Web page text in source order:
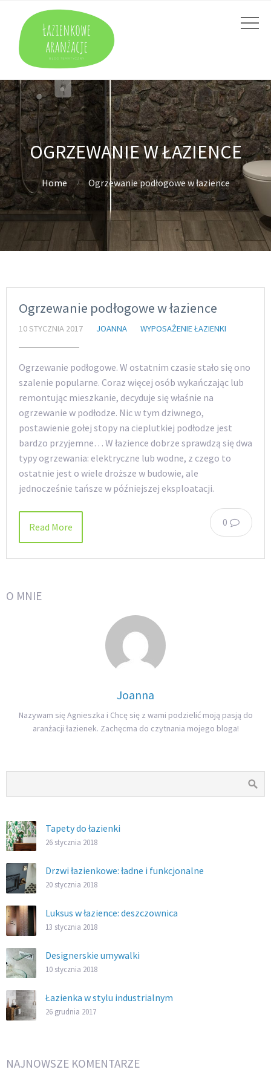
OGRZEWANIE W ŁAZIENCE
Home Ogrzewanie podłogowe w łazience
Ogrzewanie podłogowe w łazience
10 STYCZNIA 2017 JOANNA WYPOSAŻENIE ŁAZIENKI
Ogrzewanie podłogowe. W ostatnim czasie stało się ono
szalenie popularne. Coraz więcej osób wykańczając lub
remontując mieszkanie, decyduje się właśnie na
ogrzewanie w podłodze. Nic w tym dziwnego,
postawienie gołej stopy na cieplutkiej podłodze jest
bardzo przyjemne… W łazience dobrze sprawdzą się dwa
typy ogrzewania: elektryczne lub wodne, z czego to
ostatnie jest o wiele droższe w budowie, ale
jednocześnie tańsze w późniejszej eksploatacji.
0
Read More
O MNIE
Joanna
Nazywam się Agnieszka i Chcę się z wami podzielić moją pasją do
aranżacji łazienek. Zachęcma do czytnania mojego bloga!
Tapety do łazienki
26 stycznia 2018
Drzwi łazienkowe: ładne i funkcjonalne
20 stycznia 2018
Luksus w łazience: deszczownica
13 stycznia 2018
Designerskie umywalki
10 stycznia 2018
Łazienka w stylu industrialnym
26 grudnia 2017
NAJNOWSZE KOMENTARZE